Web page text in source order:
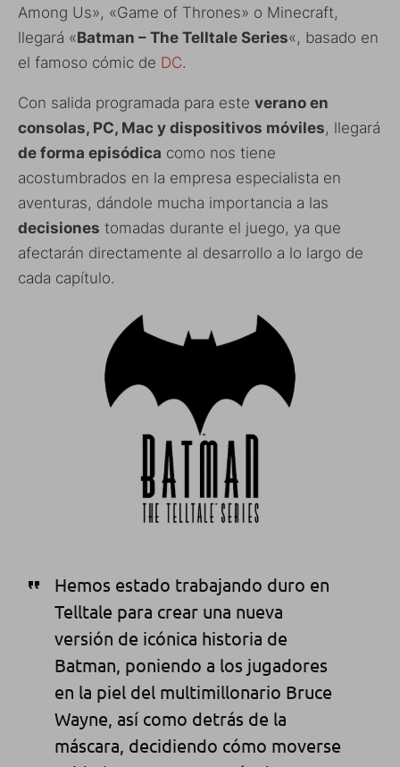
Among Us», «Game of Thrones» o Minecraft,
llegará «Batman – The Telltale Series«, basado en
el famoso cómic de DC.
Con salida programada para este verano en
consolas, PC, Mac y dispositivos móviles, llegará
de forma episódica como nos tiene
acostumbrados en la empresa especialista en
aventuras, dándole mucha importancia a las
decisiones tomadas durante el juego, ya que
afectarán directamente al desarrollo a lo largo de
cada capítulo.
Hemos estado trabajando duro en
Telltale para crear una nueva
versión de icónica historia de
Batman, poniendo a los jugadores
en la piel del multimillonario Bruce
Wayne así como detrás de la
máscara , decidiendo cómo moverse